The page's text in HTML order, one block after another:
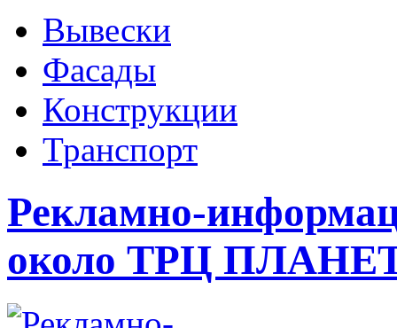
Вывески
Фасады
Конструкции
Транспорт
Рекламно-
около ТРЦ